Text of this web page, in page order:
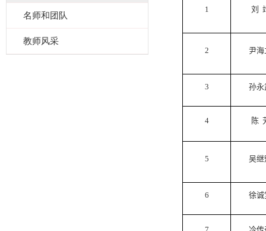
名师和团队
教师风采
1 刘
2 尹海
3 孙永
4 陈
5 吴继
6 徐诚